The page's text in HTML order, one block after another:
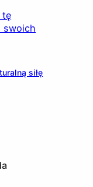
siłę